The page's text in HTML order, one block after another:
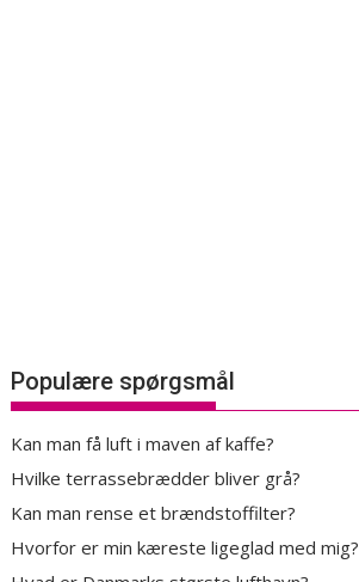
Populære spørgsmål
Kan man få luft i maven af kaffe?
Hvilke terrassebrædder bliver grå?
Kan man rense et brændstoffilter?
Hvorfor er min kæreste ligeglad med mig?